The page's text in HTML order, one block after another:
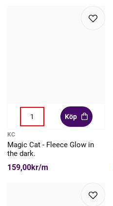
Köp
KC
Magic Cat - Fleece Glow in
the dark.
159,00kr/m